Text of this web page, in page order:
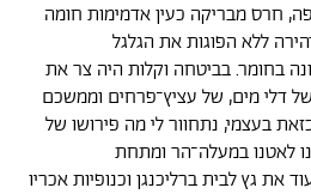
חרס מבריקה כעין אדמימות חומה
ללא הפוגות את הגלגל
בחומר. בביטחה וקלות היה צר את
דלי מים, של עציץ־פרחים וממשכם
בעצמי, נתחוור לי מה פירושו של
לאטנו במעלה־הר ומתחת
את גץ לבית ברליכנגן וכנופיות אכריו